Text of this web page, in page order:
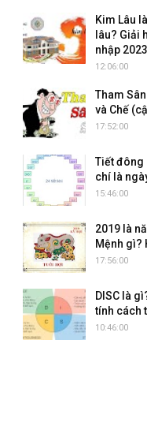
Kim Lâu
lâu? Giải
nhập
12:06:00
Tham
và Chế
17:52:00
Tiết đông
chí là
15:46:00
2019 là
Mệnh gì?
17:56:00
DISC là
tính cách
10:46:00